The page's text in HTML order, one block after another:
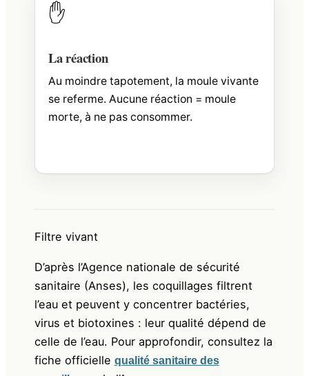
✋
La réaction
Au moindre tapotement, la moule vivante
se referme. Aucune réaction = moule
morte, à ne pas consommer.
Filtre vivant
D’après l’Agence nationale de sécurité
sanitaire (Anses), les coquillages filtrent
l’eau et peuvent y concentrer bactéries,
virus et biotoxines : leur qualité dépend de
celle de l’eau. Pour approfondir, consultez la
fiche officielle qualité sanitaire des